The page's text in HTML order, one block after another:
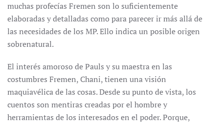
muchas profecías Fremen son lo suficientemente
elaboradas y detalladas como para parecer ir más allá de
las necesidades de los MP. Ello indica un posible origen
sobrenatural.
El interés amoroso de Pauls y su maestra en las
costumbres Fremen, Chani, tienen una visión
maquiavélica de las cosas. Desde su punto de vista, los
cuentos son mentiras creadas por el hombre y
herramientas de los interesados en el poder. Porque,